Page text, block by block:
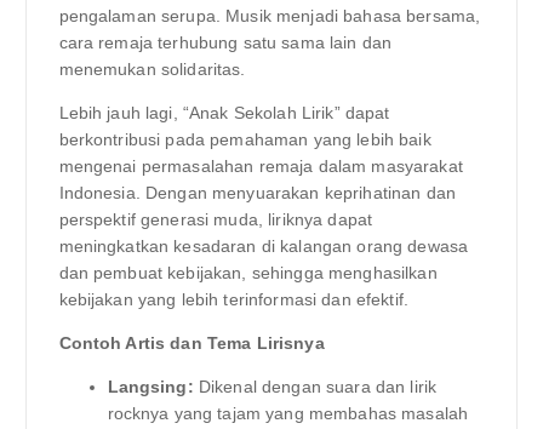
pengalaman serupa. Musik menjadi bahasa bersama,
cara remaja terhubung satu sama lain dan
menemukan solidaritas.
Lebih jauh lagi, “Anak Sekolah Lirik” dapat
berkontribusi pada pemahaman yang lebih baik
mengenai permasalahan remaja dalam masyarakat
Indonesia. Dengan menyuarakan keprihatinan dan
perspektif generasi muda, liriknya dapat
meningkatkan kesadaran di kalangan orang dewasa
dan pembuat kebijakan, sehingga menghasilkan
kebijakan yang lebih terinformasi dan efektif.
Contoh Artis dan Tema Lirisnya
Langsing: Dikenal dengan suara dan lirik
rocknya yang tajam yang membahas masalah